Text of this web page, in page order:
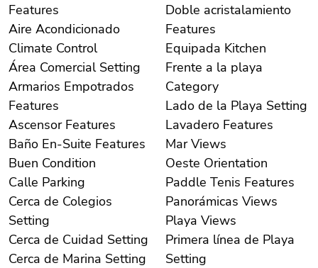
Features
Aire Acondicionado
Climate Control
Área Comercial Setting
Armarios Empotrados
Features
Ascensor Features
Baño En-Suite Features
Buen Condition
Calle Parking
Cerca de Colegios
Setting
Cerca de Cuidad Setting
Cerca de Marina Setting
Doble acristalamiento
Features
Equipada Kitchen
Frente a la playa
Category
Lado de la Playa Setting
Lavadero Features
Mar Views
Oeste Orientation
Paddle Tenis Features
Panorámicas Views
Playa Views
Primera línea de Playa
Setting